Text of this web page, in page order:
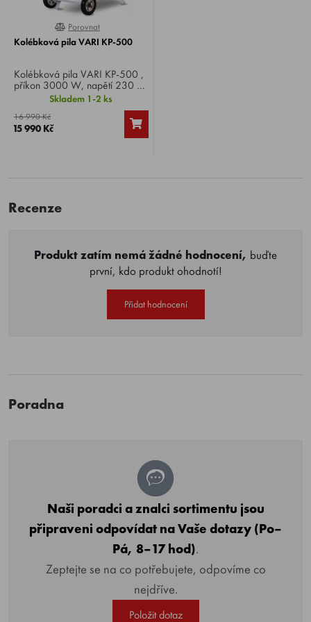
0%
Porovnat
Kolébková pila VARI KP-500
Kolébková pila VARI KP-500 ,
příkon 3000 W, napětí 230 V,
průměr kotouče 505 mm, max.
průměr špalku 17 cm, délka
špalku 25 - 100 cm, hmotnost
57 kg.
Skladem 1-2 ks
16 990 Kč
15 990 Kč
Recenze
Produkt zatím nemá žádné hodnocení, buďte
první, kdo produkt ohodnotí!
Přidat hodnocení
Poradna
Naši poradci a znalci sortimentu jsou
připraveni odpovídat na Vaše dotazy (Po–
Pá, 8–17 hod).
Zeptejte se na co potřebujete, odpovíme co
nejdříve.
Položit dotaz